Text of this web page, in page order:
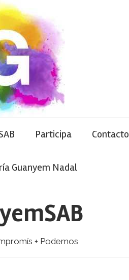
Participa Contacto
Guanyem Nadal
+ Podemos